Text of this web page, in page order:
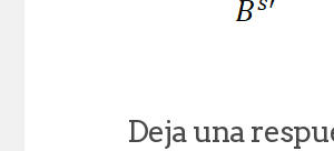
Deja una